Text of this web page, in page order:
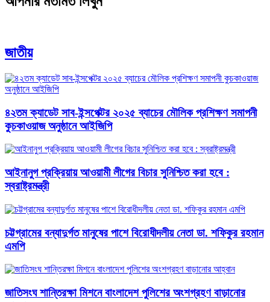
জাতীয়
৪২তম ক্যাডেট সাব-ইন্সপেক্টর ২০২৫ ব্যাচের মৌলিক প্রশিক্ষণ সমাপনী
কুচকাওয়াজ অনুষ্ঠানে আইজিপি
আইনানুগ প্রক্রিয়ায় আওয়ামী লীগের বিচার সুনিশ্চিত করা হবে :
স্বরাষ্ট্রমন্ত্রী
চট্টগ্রামের বন্যাদুর্গত মানুষের পাশে বিরোধীদলীয় নেতা ডা. শফিকুর রহমান
এমপি
জাতিসংঘ শান্তিরক্ষা মিশনে বাংলাদেশ পুলিশের অংশগ্রহণ বাড়ানোর